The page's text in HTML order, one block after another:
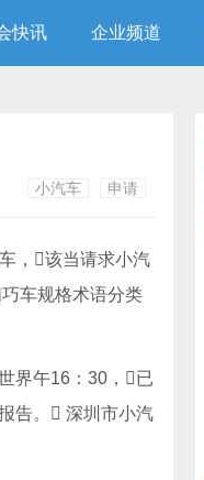
快讯 企业频道
小汽车 申请
，该当请求小汽
车规格术语分类
界午16：30，已
告。 深圳市小汽